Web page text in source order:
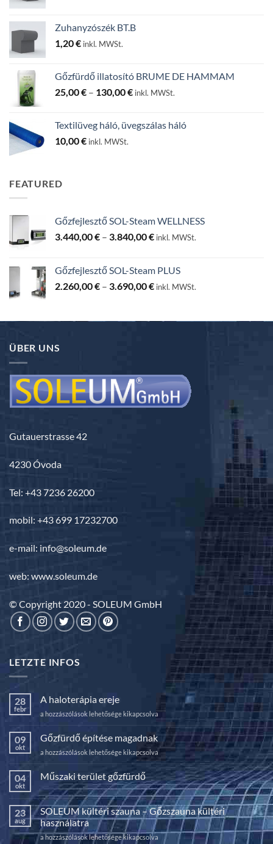
Zuhanyzószék BT.B
1,20€ inkl. MWSt.
Gőzfürdő illatosító BRUME DE HAMMAM
25,00€ – 130,00€Ártartomány:
130,00 €
inkl. MWSt.
Textilüveg háló, üvegszálas háló
10,00€ inkl. MWSt.
FEATURED
Gőzfejlesztő SOL-Steam WELLNESS
3.440,00€ – 3.840,00€Ártartomány:
3.840,00 €
inkl. MWSt.
Gőzfejlesztő SOL-Steam PLUS
2.260,00€ – 3.690,00€Ártartomány:
3.690,00 €
inkl. MWSt.
ÜBER UNS
Gutauerstrasse 42
4230 Óvoda
Tel: +43 7236 26200
mobil: +43 699 17232700
e-mail: info@soleum.de
web: www.soleum.de
© Copyright 2020 - SOLEUM GmbH
LETZTE INFOS
28
febr
A haloterápia ereje
A
haloterápia
ereje
a hozzászólások lehetősége kikapcsolva
09
okt
Gőzfürdő építése magadnak
Gőzfürdő
építése
magadnak
bejegyzéshez
a hozzászólások lehetősége kikapcsolva
04
okt
Műszaki terület gőzfürdő
Nincs
hozzászólás
a(z)
Műszaki
terület
gőzfürdő
bejegyzéshez
23
aug
SOLEUM kültéri szauna – Gőzszauna kültéri
használatra
SOLEUM
a hozzászólások lehetősége kikapcsolva